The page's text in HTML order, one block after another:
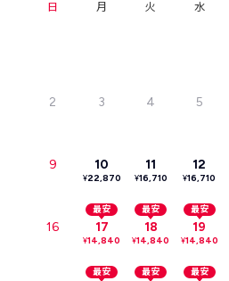
日 月 火 水
2 3 4 5
9 10
¥22,870
11
¥16,710
12
¥16,710
16
最安
17
¥14,840
最安
18
¥14,840
最安
19
¥14,840
最安 最安 最安